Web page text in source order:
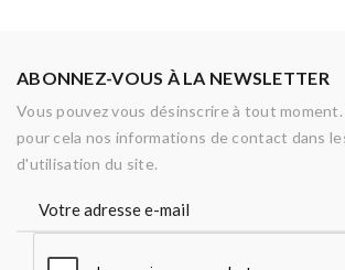
ABONNEZ-VOUS À LA NEWSLETTER
Vous pouvez vous désinscrire à tout
pour cela nos informations de contact dans
d'utilisation du site.